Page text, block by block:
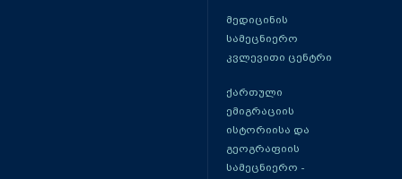
მედიცინის
სამეცნიერო
კვლევითი ცენტრი
ქართული
ემიგრაციის
ისტორიისა და
გეოგრაფიის
სამეცნიერო -